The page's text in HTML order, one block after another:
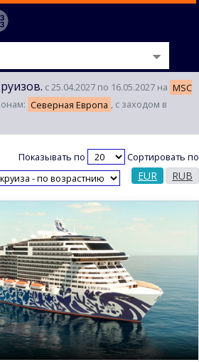
с 25.04.2027 по 16.05.2027 на MSC
Северная Европа , с заходом в
Показывать по Сортировать по
EUR RUB